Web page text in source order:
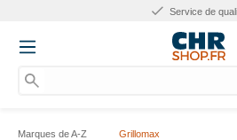
Service de
Marques de A-Z Grillomax